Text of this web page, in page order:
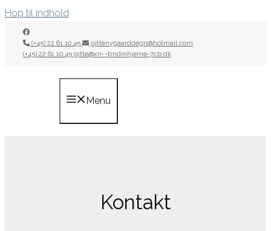
Hop til indhold
(+45) 22 61 10 45
gittenygaarddegn@hotmail.com
(+45) 22 61 10 45 gitte@xn--trndinhjerne-7cb.dk
Menu
Kontakt